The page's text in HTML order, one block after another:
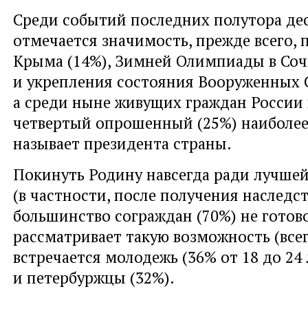
Среди событий последних полутора
отмечается значимость, прежде всего,
Крыма (14%), Зимней Олимпиады в
и укрепления состояния Вооруженных
а среди ныне живущих граждан
четвертый опрошенный (25%)
называет президента страны.
Покинуть Родину навсегда ради
(в частности, после получения
большинство сограждан (70%) не
рассматривает такую возможность
встречается молодежь (36% от 18 до
и петербуржцы (32%).